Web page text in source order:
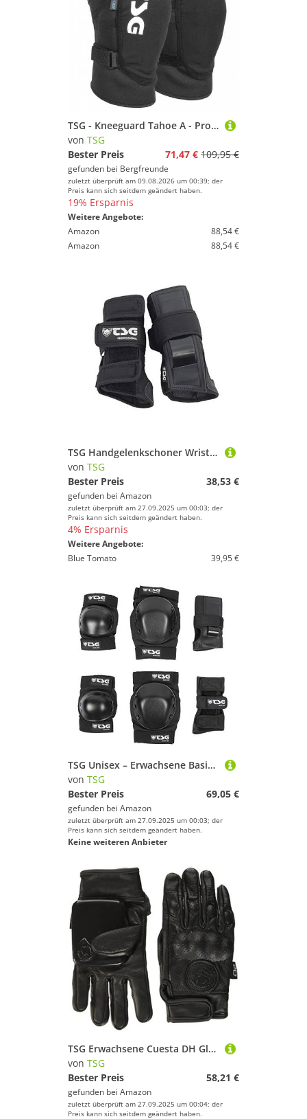
TSG - Kneeguard Tahoe A - Protektor Gr S schwarz/grau
von TSG
Bester Preis
71,47 € 109,95 €
gefunden bei Bergfreunde
zuletzt überprüft am 09.08.2026 um 00:39; der
Preis kann sich seitdem geändert haben.
19% Ersparnis
Weitere Angebote:
Amazon
88,54 €
Amazon
88,54 €
TSG Handgelenkschoner Wristguard Professional Schützer, Black, L
von TSG
Bester Preis
38,53 €
gefunden bei Amazon
zuletzt überprüft am 27.09.2025 um 00:03; der
Preis kann sich seitdem geändert haben.
4% Ersparnis
Weitere Angebote:
Blue Tomato
39,95 €
TSG Unisex – Erwachsene Basic-Set Skateschutz Gesetzt, Schwarz, M_40
von TSG
Bester Preis
69,05 €
gefunden bei Amazon
zuletzt überprüft am 27.09.2025 um 00:03; der
Preis kann sich seitdem geändert haben.
Keine weiteren Anbieter
TSG Erwachsene Cuesta DH Glove Handschuhe, Black, L
von TSG
Bester Preis
58,21 €
gefunden bei Amazon
zuletzt überprüft am 27.09.2025 um 00:04; der
Preis kann sich seitdem geändert haben.